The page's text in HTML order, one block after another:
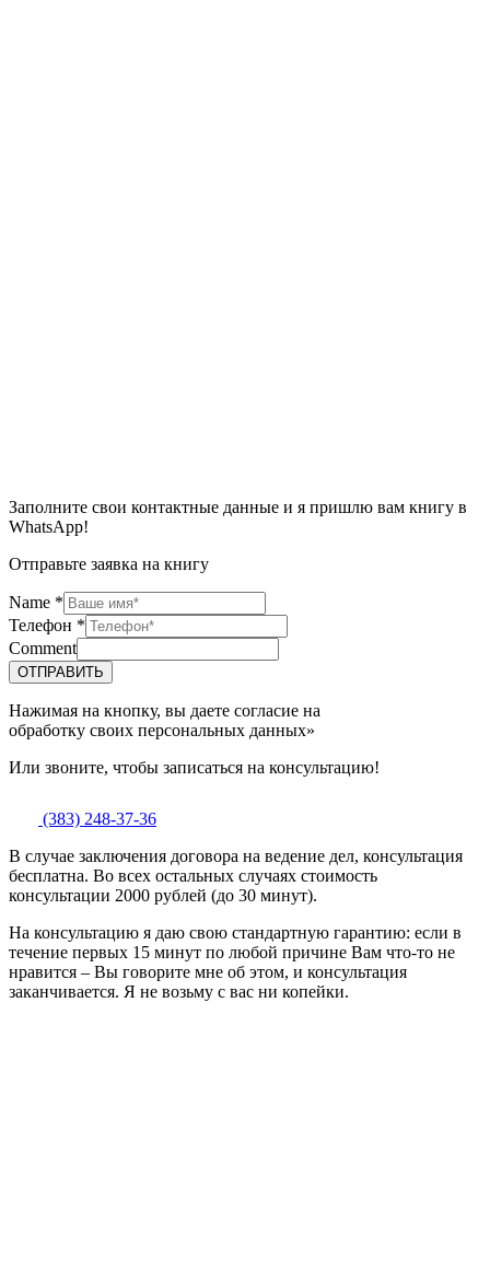
Заполните свои контактные данные и я пришлю вам книгу в
WhatsApp!
Отправьте заявка на книгу
Name *
Телефон *
Comment
ОТПРАВИТЬ
Нажимая на кнопку, вы даете согласие на
обработку своих персональных данных»
Или звоните, чтобы записаться на консультацию!
(383) 248-37-36
В случае заключения договора на ведение дел, консультация
бесплатна. Во всех остальных случаях стоимость
консультации 2000 рублей (до 30 минут).
На консультацию я даю свою стандартную гарантию: если в
течение первых 15 минут по любой причине Вам что-то не
нравится – Вы говорите мне об этом, и консультация
заканчивается. Я не возьму с вас ни копейки.